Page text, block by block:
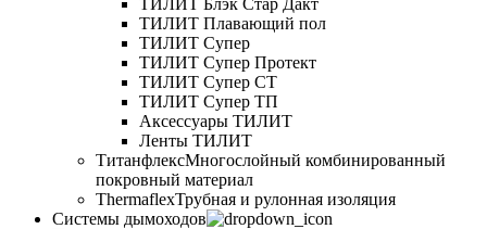
ТИЛИТ Блэк Стар Дакт
ТИЛИТ Плавающий пол
ТИЛИТ Супер
ТИЛИТ Супер Протект
ТИЛИТ Супер СТ
ТИЛИТ Супер ТП
Аксессуары ТИЛИТ
Ленты ТИЛИТ
ТитанфлексМногослойный комбинированный
покровный материал
ThermaflexТрубная и рулонная изоляция
Cистемы дымоходов